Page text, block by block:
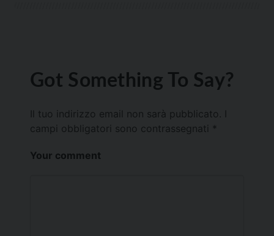
Got Something To Say?
Il tuo indirizzo email non sarà pubblicato.
campi obbligatori sono contrassegnati *
Your comment